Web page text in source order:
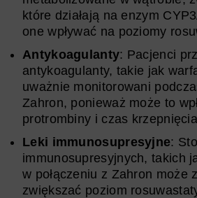
które działają na enzym
one wpływać na poziomy
Antykoagulanty: Pacjenci
antykoagulanty, takie jak
uważnie monitorowani
Zahron, ponieważ może to
protrombiny i czas
Leki immunosupresyjne:
immunosupresyjnych, takich
w połączeniu z Zahron może
zwiększać poziom